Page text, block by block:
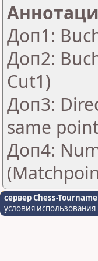
Доп1:
Доп2:
Cut1)
Доп3:
same
Доп4:
сервер Chess-
условия использования